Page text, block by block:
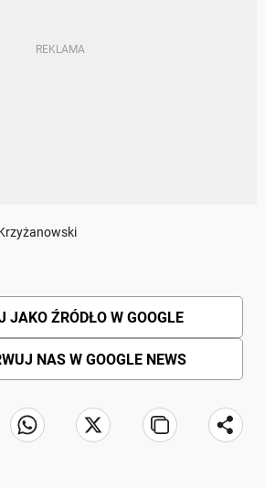
JAKO ŹRÓDŁO W GOOGLE
NAS W GOOGLE NEWS